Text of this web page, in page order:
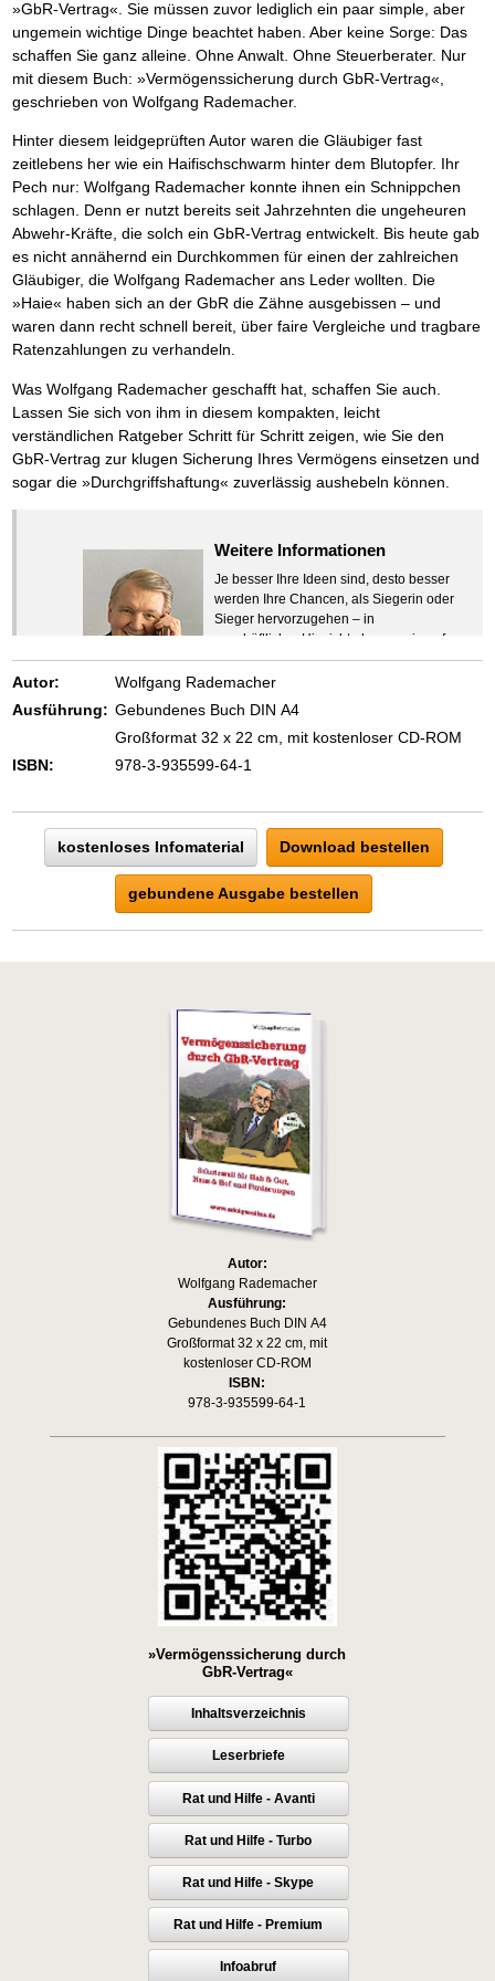
»GbR-Vertrag«. Sie müssen zuvor lediglich ein paar simple, aber
ungemein wichtige Dinge beachtet haben. Aber keine Sorge: Das
schaffen Sie ganz alleine. Ohne Anwalt. Ohne Steuerberater. Nur
mit diesem Buch: »Vermögenssicherung durch GbR-Vertrag«,
geschrieben von Wolfgang Rademacher.
Hinter diesem leidgeprüften Autor waren die Gläubiger fast
zeitlebens her wie ein Haifischschwarm hinter dem Blutopfer. Ihr
Pech nur: Wolfgang Rademacher konnte ihnen ein Schnippchen
schlagen. Denn er nutzt bereits seit Jahrzehnten die ungeheuren
Abwehr-Kräfte, die solch ein GbR-Vertrag entwickelt. Bis heute gab
es nicht annähernd ein Durchkommen für einen der zahlreichen
Gläubiger, die Wolfgang Rademacher ans Leder wollten. Die
»Haie« haben sich an der GbR die Zähne ausgebissen – und
waren dann recht schnell bereit, über faire Vergleiche und tragbare
Ratenzahlungen zu verhandeln.
Was Wolfgang Rademacher geschafft hat, schaffen Sie auch.
Lassen Sie sich von ihm in diesem kompakten, leicht
verständlichen Ratgeber Schritt für Schritt zeigen, wie Sie den
GbR-Vertrag zur klugen Sicherung Ihres Vermögens einsetzen und
sogar die »Durchgriffshaftung« zuverlässig aushebeln können.
Weitere Informationen
Je besser Ihre Ideen sind, desto besser
werden Ihre Chancen, als Siegerin oder
Sieger hervorzugehen – in
geschäftlicher Hinsicht ebenso wie auf
beruflichem oder privatem Gebiet. Denn
eins ist todsicher:
Zeigen Sie mit der Maus hierhin, um
Autor:
Wolfgang Rademacher
Ausführung: Gebundenes Buch DIN A4
Großformat 32 x 22 cm, mit kostenloser CD-ROM
ISBN:
978-3-935599-64-1
kostenloses Infomaterial Download bestellen
gebundene Ausgabe bestellen
Autor:
Wolfgang Rademacher
Ausführung:
Gebundenes Buch DIN A4
Großformat 32 x 22 cm, mit
kostenloser CD-ROM
ISBN:
978-3-935599-64-1
»Vermögenssicherung durch
GbR-Vertrag«
Inhaltsverzeichnis
Leserbriefe
Rat und Hilfe - Avanti
Rat und Hilfe - Turbo
Rat und Hilfe - Skype
Rat und Hilfe - Premium
Infoabruf